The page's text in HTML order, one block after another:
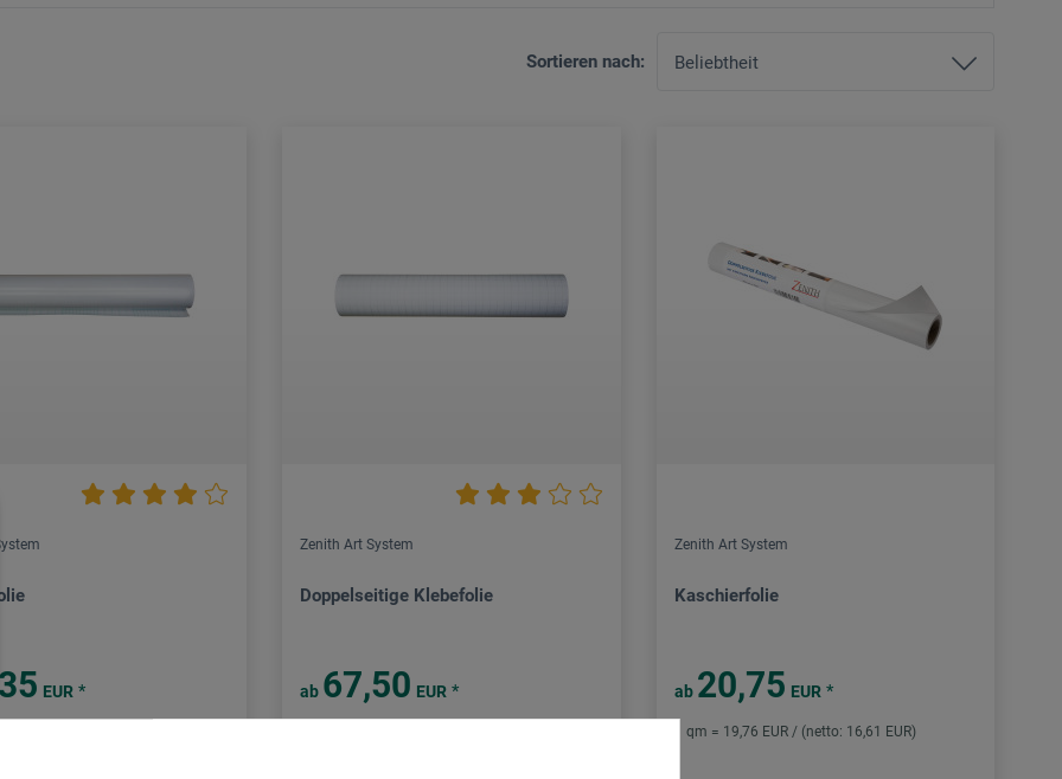
Sortieren nach:
EUR *
Zenith Art System
Doppelseitige Klebefolie
ab 67,50 EUR *
Zenith Art System
Kaschierfolie
ab 20,75 EUR *
1 qm = 19,76 EUR / (netto: 16,61 EUR)